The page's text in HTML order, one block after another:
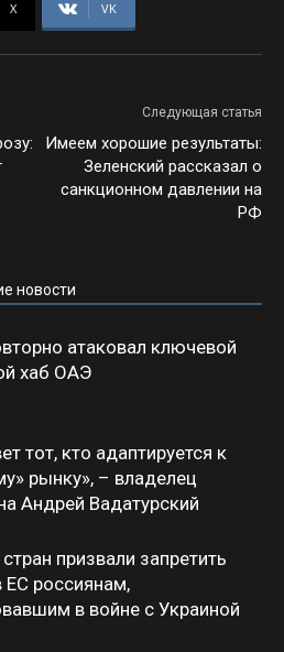
X VK
Следующая статья
Имеем хорошие результаты:
Зеленский рассказал о
санкционном давлении на
РФ
новости
атаковал ключевой
хаб ОАЭ
тот, кто адаптируется к
рынку», – владелец
Андрей Вадатурский
призвали запретить
ЕС россиянам,
в войне с Украиной